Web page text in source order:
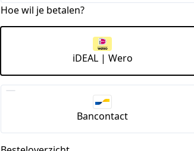
Hoe wil je betalen?
iDEAL | Wero
Bancontact